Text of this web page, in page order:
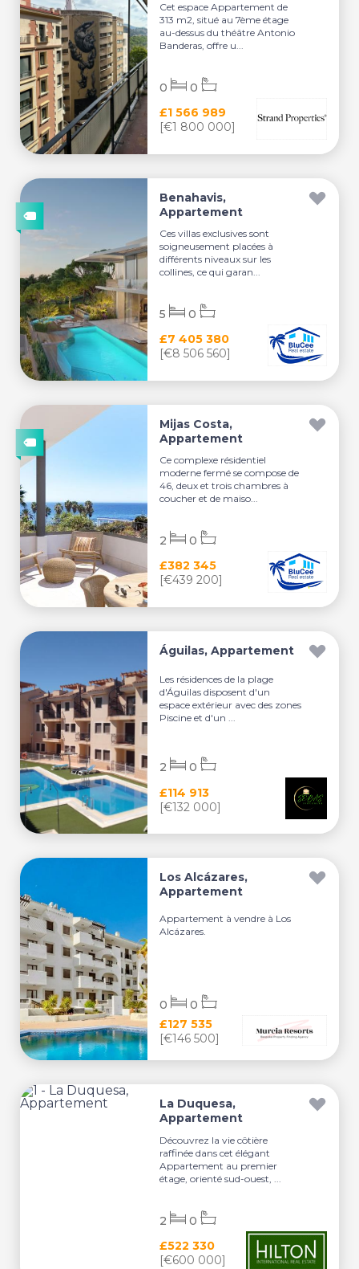
Cet espace Appartement de
313 m2, situé au 7ème étage
au-dessus du théâtre Antonio
Banderas, offre u...
£1 566 989
[€1 800 000]
0 0
Benahavis,
Appartement
Ces villas exclusives sont
soigneusement placées à
différents niveaux sur les
collines, ce qui garan...
£7 405 380
[€8 506 560]
5 0
Mijas Costa,
Appartement
Ce complexe résidentiel
moderne fermé se compose de
46, deux et trois chambres à
coucher et de maiso...
£382 345
[€439 200]
2 0
Águilas, Appartement
Les résidences de la plage
d'Águilas disposent d'un
espace extérieur avec des zones
Piscine et d'un ...
£114 913
[€132 000]
2 0
Los Alcázares,
Appartement
Appartement à vendre à Los
Alcázares.
£127 535
[€146 500]
0 0
La Duquesa,
Appartement
Découvrez la vie côtière
raffinée dans cet élégant
Appartement au premier
étage, orienté sud-ouest, ...
£522 330
[€600 000]
2 0